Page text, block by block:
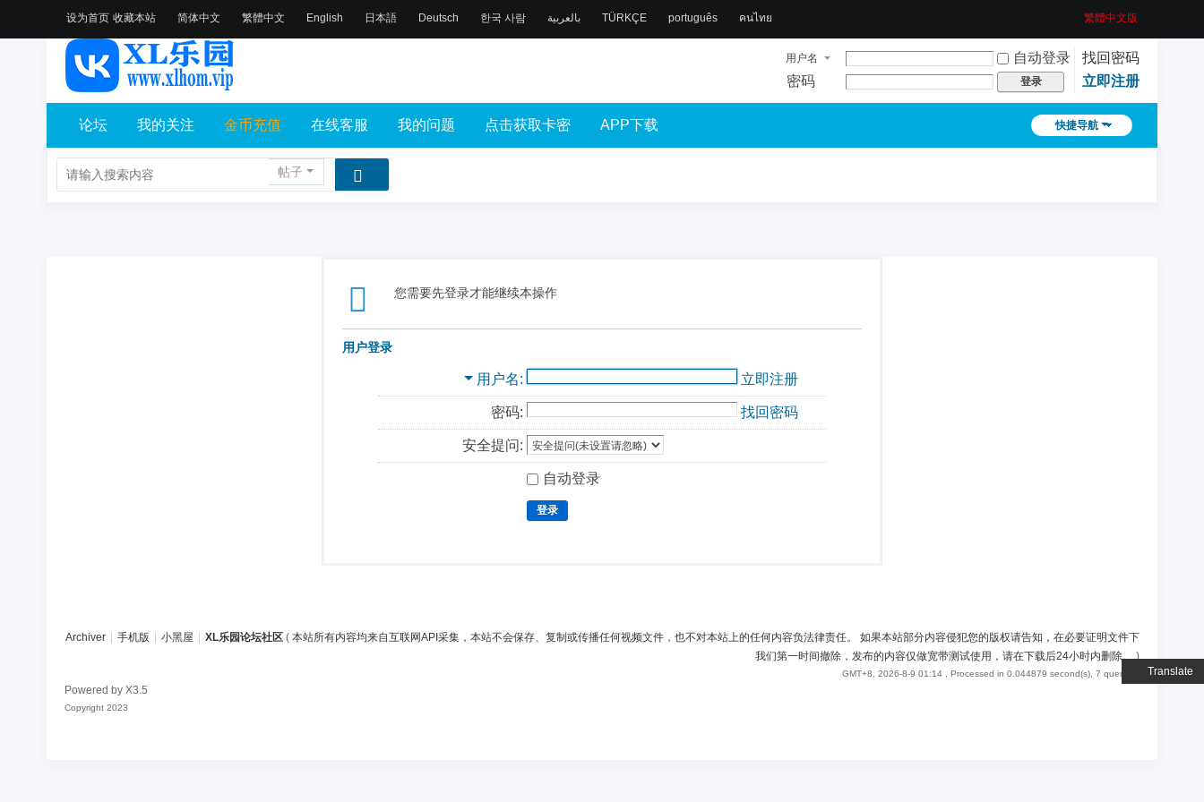
设为首页 收藏本站
Translate
简体中文 繁體中文 English 日本語 Deutsch 한국 사람 بالعربية TÜRKÇE português คนไทย 繁體中文版
用户名 自动登录
找回密码
密码
登录 立即注册
快捷导航
论坛 我的关注 金币充值 在线客服 我的问题 点击获取卡密 APP下载
帖子
您需要先登录才能继续本操作
用户登录
用户名 立即注册
密码: 找回密码
安全提问:
自动登录
登录
Archiver 手机版 小黑屋 XL乐园论坛社区 ( 本站所有内容均来自互联网API采集，本站不会保存、复制或传播任何视频文件，也不对本站上的任何内容负法律责任。 如果本站部分内容侵犯您的版权请告知，在必要证明文件下
我们第一时间撤除，发布的内容仅做宽带测试使用，请在下载后24小时内删除。)
GMT+8, 2026-8-9 01:14 , Processed in 0.044879 second(s), 7 queries .
Powered by X3.5
Copyright 2023